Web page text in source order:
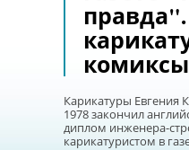
Карикатуры Евгения
1978 закончил
диплом инженера-
карикатуристом в